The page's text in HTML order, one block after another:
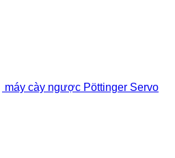
máy cày ngược Pöttinger Servo